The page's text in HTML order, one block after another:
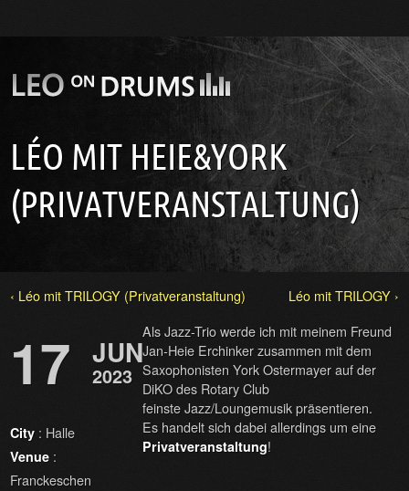
LÉO MIT HEIE&YORK
(PRIVATVERANSTALTUNG)
‹ Léo mit TRILOGY (Privatveranstaltung) Léo mit TRILOGY ›
17 JUN
2023
City : Halle
Venue :
Franckeschen
Als Jazz-Trio werde ich mit meinem Freund
Jan-Heie Erchinker zusammen mit dem
Saxophonisten York Ostermayer auf der
DiKO des Rotary Club
feinste Jazz/Loungemusik präsentieren.
Es handelt sich dabei allerdings um eine
Privatveranstaltung!